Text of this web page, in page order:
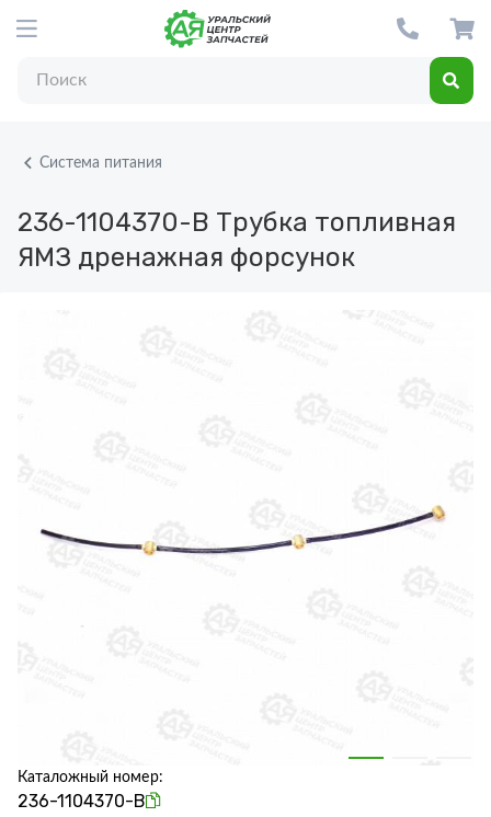
Система питания
236-1104370-В Трубка топливная
ЯМЗ дренажная форсунок
Каталожный номер:
236-1104370-В